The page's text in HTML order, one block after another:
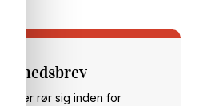
der rør sig inden for